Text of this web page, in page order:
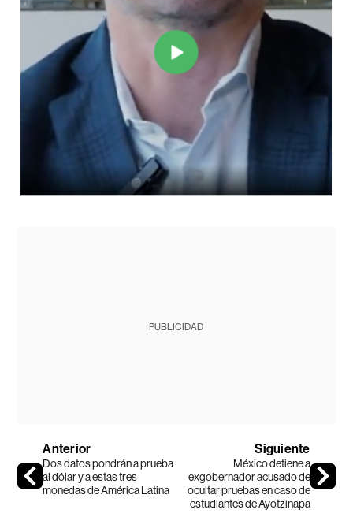
PUBLICIDAD
Anterior
Dos datos pondrán a prueba
al dólar y a estas tres
monedas de América Latina
Siguiente
México detiene a
exgobernador acusado de
ocultar pruebas en caso de
estudiantes de Ayotzinapa